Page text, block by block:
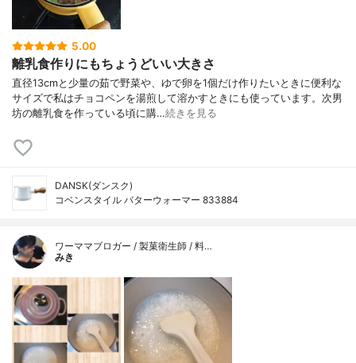
5.00
離乳食作りにもちょうどいい大きさ
直径13cmと少量の茹で野菜や、ゆで卵を1個だけ作りたいときに便利な
サイズで私はチョコペンを湯煎して溶かすときにも使っています。次男
坊の離乳食を作っている頃に購…続きを見る
DANSK(ダンスク)
コベンスタイル バターウォーマー 833884
ワーママブロガー / 製菓衛生師 / 料…
みき